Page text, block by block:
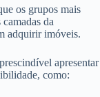
os grupos mais
da
adquirir imóveis.
apresentar
como: